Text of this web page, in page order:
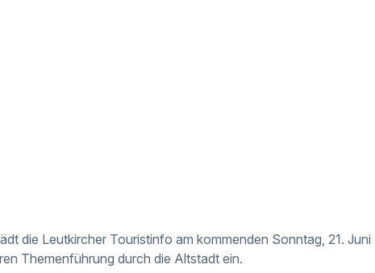
die Leutkircher Touristinfo am kommenden Sonntag, 21. Juni
Themenführung durch die Altstadt ein.